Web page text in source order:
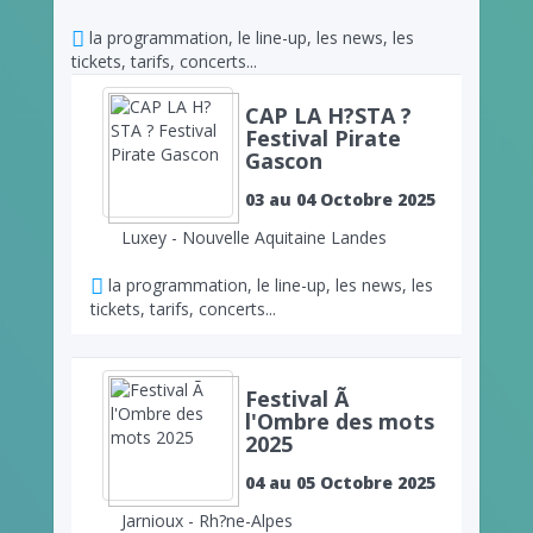
la programmation, le line-up, les news, les
tickets, tarifs, concerts...
CAP LA H?STA ?
Festival Pirate
Gascon
03 au 04 Octobre 2025
Luxey - Nouvelle Aquitaine Landes
la programmation, le line-up, les news, les
tickets, tarifs, concerts...
Festival Ã
l'Ombre des mots
2025
04 au 05 Octobre 2025
Jarnioux - Rh?ne-Alpes